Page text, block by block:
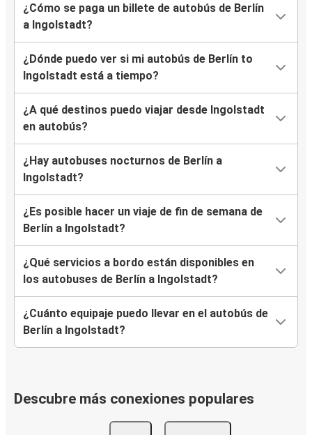
¿Cómo se paga un billete de autobús de Berlín
a Ingolstadt?
¿Dónde puedo ver si mi autobús de Berlín to
Ingolstadt está a tiempo?
¿A qué destinos puedo viajar desde Ingolstadt
en autobús?
¿Hay autobuses nocturnos de Berlín a
Ingolstadt?
¿Es posible hacer un viaje de fin de semana de
Berlín a Ingolstadt?
¿Qué servicios a bordo están disponibles en
los autobuses de Berlín a Ingolstadt?
¿Cuánto equipaje puedo llevar en el autobús de
Berlín a Ingolstadt?
Descubre más conexiones populares